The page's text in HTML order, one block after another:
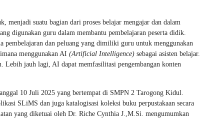
menjadi suatu bagian dari proses belajar mengajar dan dalam
digunakan guru dalam membantu pembelajaran peserta didik.
pembelajaran dan peluang yang dimiliki guru untuk menggunakan
menggunakan AI (Artificial Intelligence) sebagai asisten belajar.
Lebih jauh lagi, AI dapat memfasilitasi pengembangan konten
10 Juli 2025 yang bertempat di SMPN 2 Tarogong Kidul.
SLiMS dan juga katalogisasi koleksi buku perpustakaan secara
yang diketuai oleh Dr. Riche Cynthia J.,M.Si. mengumumkan